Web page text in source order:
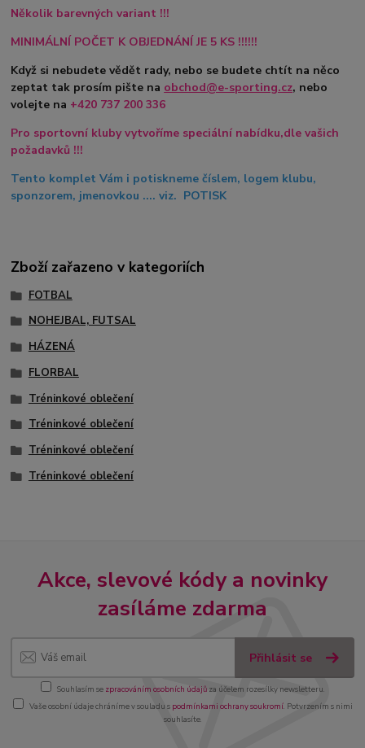
Několik barevných variant !!!
MINIMÁLNÍ POČET K OBJEDNÁNÍ JE 5 KS !!!!!!
Když si nebudete vědět rady, nebo se budete chtít na něco
zeptat tak prosím pište na obchod@e-sporting.cz, nebo
volejte na +420 737 200 336
Pro sportovní kluby vytvoříme speciální nabídku,dle vašich
požadavků !!!
Tento komplet Vám i potiskneme číslem, logem klubu,
sponzorem, jmenovkou .... viz. POTISK
Zboží zařazeno v kategoriích
FOTBAL
NOHEJBAL, FUTSAL
HÁZENÁ
FLORBAL
Tréninkové oblečení
Tréninkové oblečení
Tréninkové oblečení
Tréninkové oblečení
Akce, slevové kódy a novinky
zasíláme zdarma
Přihlásit se
Souhlasím se zpracováním osobních údajůza účelem rozesílky newsletteru.
Vaše osobní údaje chráníme v souladu s podmínkami ochrany soukromí. Potvrzením s nimi
souhlasíte.